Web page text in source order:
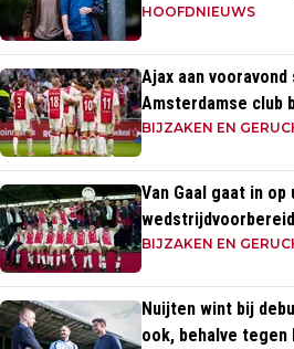
HOOFDNIEUWS
Ajax aan
Amsterdamse club
zege
BIJZAKEN EN
Van Gaal gaat in
discipline, een
BIJZAKEN EN
Nuijten wint bij
ook, behalve tegen